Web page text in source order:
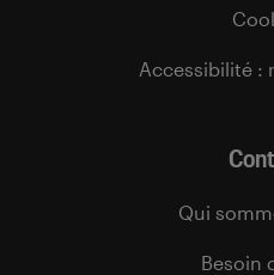
Accessibilité :
Qui
Besoin